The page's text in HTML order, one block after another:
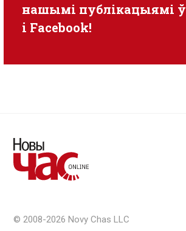
нашымі публікацыямі ў
i Facebook!
© 2008-2026 Novy Chas LLC